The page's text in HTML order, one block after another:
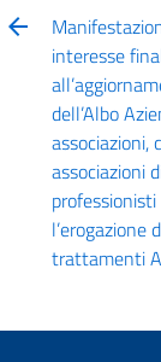
interesse
dell’Albo
associazioni,
associazioni
l’erogazione
trattamenti